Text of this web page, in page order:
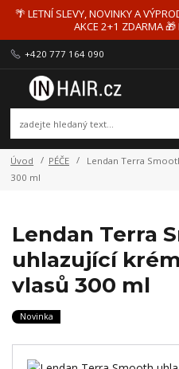
🌴 LETNÍ SLEVY, NOVINKY A
AKCE 2+1 ZDARMA 🎁
+420 777 164 090
Úvod PÉČE
Lendan Terra
300 ml
Lendan Terra
uhlazující
vlasů 300 ml
Novinka